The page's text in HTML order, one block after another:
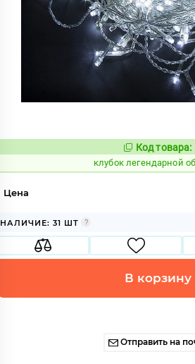
Код товара:
клубок легендарной
Цена
НАЛИЧИЕ: 31 ШТ
В корзину
Отправить на